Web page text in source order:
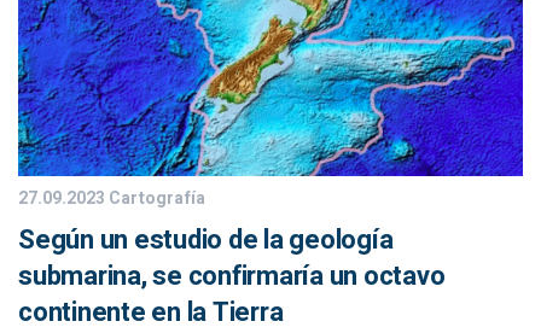
27.09.2023 Cartografía
Según un estudio de la geología
submarina, se confirmaría un octavo
continente en la Tierra